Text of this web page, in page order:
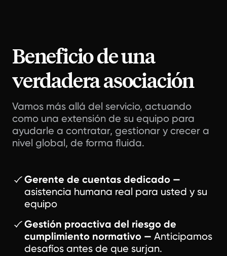
Beneficio de una
verdadera asociación
Vamos más allá del servicio, actuando
como una extensión de su equipo para
ayudarle a contratar, gestionar y crecer a
nivel global, de forma fluida.
Gerente de cuentas dedicado —
asistencia humana real para usted y su
equipo
Gestión proactiva del riesgo de
cumplimiento normativo — Anticipamos
desafíos antes de que surjan.